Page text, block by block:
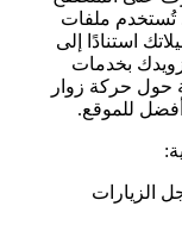
تُستخدم ملفات
استنادًا إلى
بخدمات
حول حركة زوار
للموقع.
الزيارات